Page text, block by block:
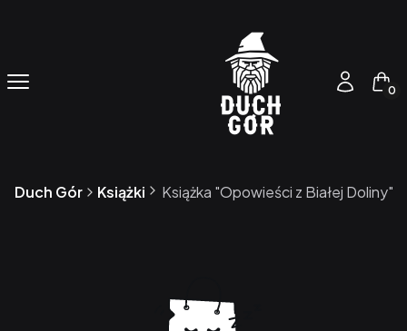
Menu Zaloguj się
Duch Gór Książki Książka "Opowieści z Białej Doliny"